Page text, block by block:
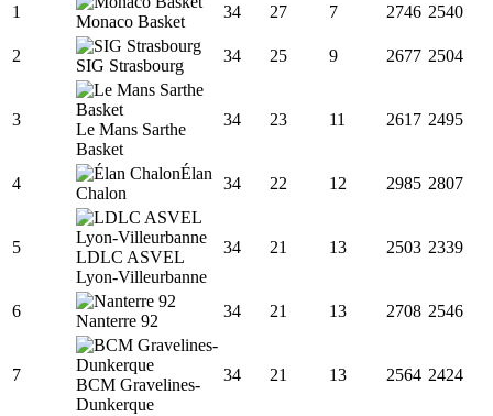
1
Monaco Basket
34 27 7 2746 2540
2
SIG Strasbourg
34 25 9 2677 2504
3
Le Mans Sarthe
Basket
34 23 11 2617 2495
4
Élan
Chalon
34 22 12 2985 2807
5
LDLC ASVEL
Lyon-Villeurbanne
34 21 13 2503 2339
6
Nanterre 92
34 21 13 2708 2546
7
BCM Gravelines-
Dunkerque
34 21 13 2564 2424